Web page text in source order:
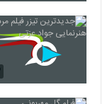
10